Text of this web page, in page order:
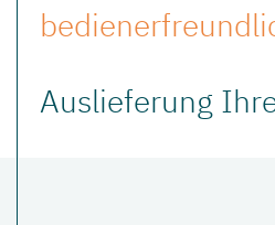
Auslieferung